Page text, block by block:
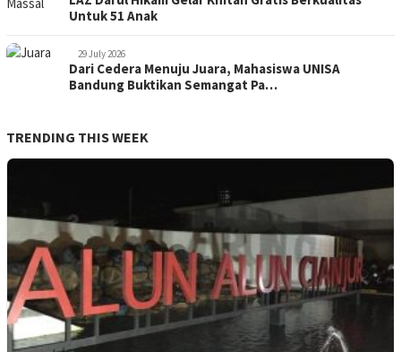
Untuk 51 Anak
29 July 2026
Dari Cedera Menuju Juara, Mahasiswa UNISA
Bandung Buktikan Semangat Pa…
TRENDING THIS WEEK